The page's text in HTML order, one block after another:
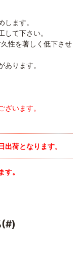
ます。
て下さい。
性を著しく低下させ
ります。
います。
荷となります。
。